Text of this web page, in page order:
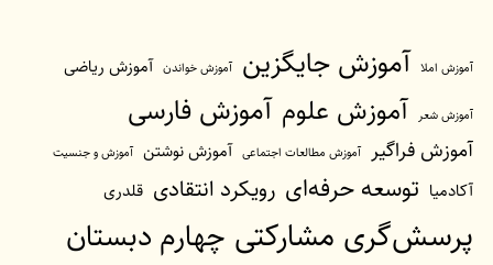
آموزش املا آموزش جایگزین آموزش خواندن آموزش ریاضی
آموزش شعر آموزش علوم آموزش فارسی
آموزش فراگیر آموزش مطالعات اجتماعی آموزش نوشتن آموزش و جنسیت
آکادمیا توسعه حرفه‌ای رویکرد انتقادی قلدری
پرسش‌گری مشارکتی چهارم دبستان